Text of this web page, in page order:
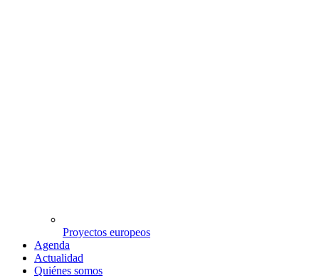
Proyectos europeos
Agenda
Actualidad
Quiénes somos